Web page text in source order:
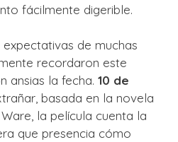
fácilmente digerible.
de muchas
recordaron este
ansias la fecha. 10 de
basada en la novela
la película cuenta la
que presencia cómo